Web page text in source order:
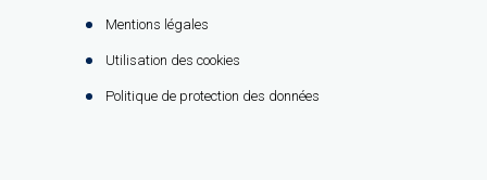
Mentions légales
Utilisation des cookies
Politique de protection des données